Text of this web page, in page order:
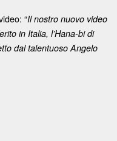
“Il nostro nuovo video
in Italia, l’Hana-bi di
dal talentuoso Angelo